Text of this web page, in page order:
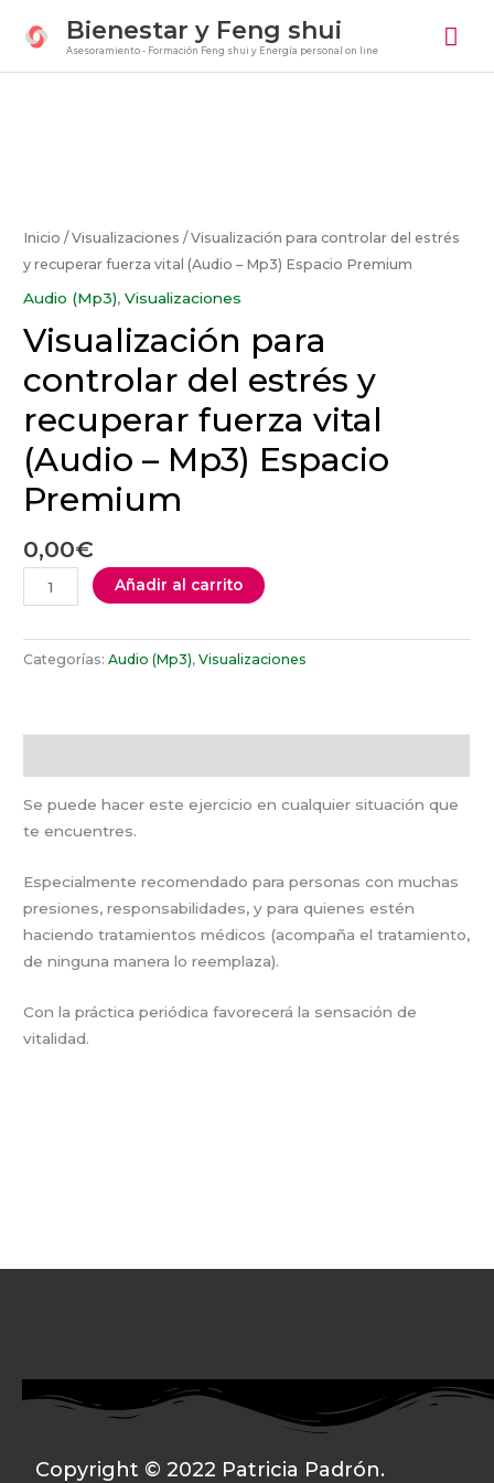
Bienestar y Feng shui
Asesoramiento - Formación Feng shui y Energía personal on line
Inicio /Visualizaciones / Visualización para controlar del estrés
y recuperar fuerza vital (Audio – Mp3) Espacio Premium
Audio (Mp3),Visualizaciones
Visualización para
controlar del estrés y
recuperar fuerza vital
(Audio – Mp3) Espacio
Premium
0,00€
del
estrés
recuperar
fuerza
(Audio
–
Mp3)
Espacio
Premium
Añadir al carrito
Categorías:Audio (Mp3),Visualizaciones
Se puede hacer este ejercicio en cualquier situación que
te encuentres.
Especialmente recomendado para personas con muchas
presiones, responsabilidades, y para quienes estén
haciendo tratamientos médicos (acompaña el tratamiento,
de ninguna manera lo reemplaza).
Con la práctica periódica favorecerá la sensación de
vitalidad.
Copyright © 2022 Patricia Padrón.